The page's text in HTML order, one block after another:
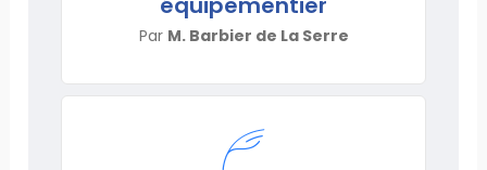
Par M. Barbier de La Serre